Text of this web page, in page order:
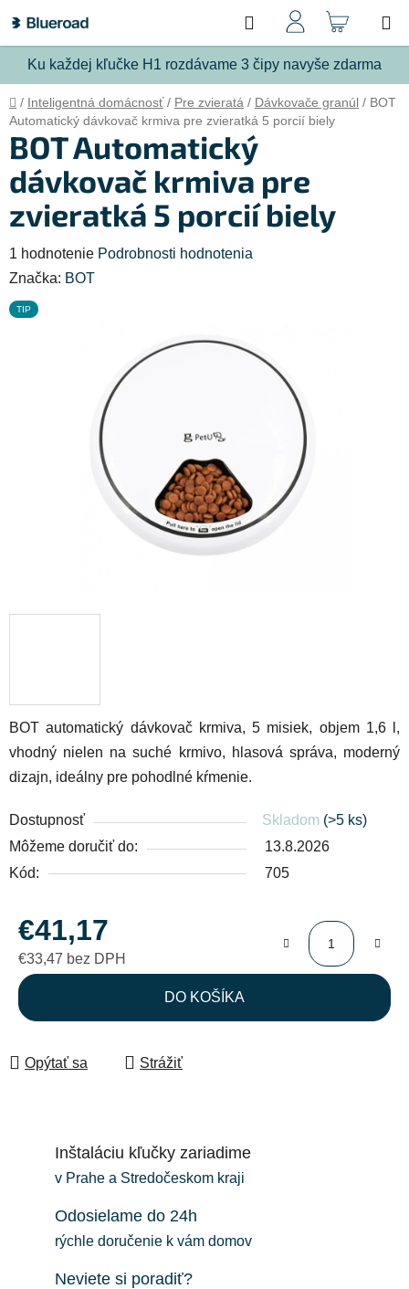
na
obsah
Ku každej kľučke H1 rozdávame 3 čipy navyše zdarma
Hľadať
Domov
/ Inteligentná domácnosť / Pre zvieratá / Dávkovače granúl / BOT
Automatický dávkovač krmiva pre zvieratká 5 porcií biely
BOT automatický dávkovač krmiva, 5 misiek, objem 1,6 l,
vhodný nielen na suché krmivo, h lasová správa, moderný
dizajn, ideálny pre pohodlné kŕmenie.
Dostupnosť Skladom (>5 ks)
Môžeme doručiť do:
13.8.2026
Kód:
705
€41,17
€33,47 bez DPH
Jednotková cena:
DO KOŠÍKA
Opýtať sa Strážiť
BOT Automatický
dávkovač krmiva pre
zvieratká 5 porcií biely
Priemerné
hodnotenie
produktu
1 hodnotenie Podrobnosti hodnotenia
Značka: BOT
TIP
Inštaláciu kľučky zariadime
v Prahe a Stredočeskom kraji
Odosielame do 24h
rýchle doručenie k vám domov
Neviete si poradiť?